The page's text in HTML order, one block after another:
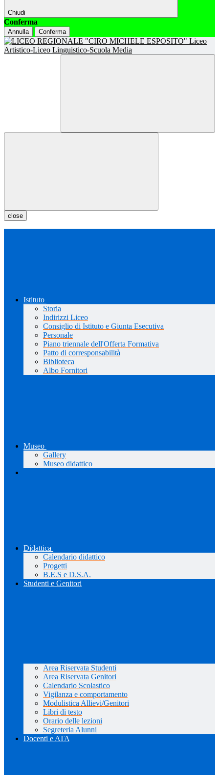
Chiudi
Conferma
Annulla Conferma
close
Istituto
Storia
Indirizzi Liceo
Consiglio di Istituto e Giunta Esecutiva
Personale
Piano triennale dell'Offerta Formativa
Patto di corresponsabilità
Biblioteca
Albo Fornitori
Museo
Gallery
Museo didattico
Didattica
Calendario didattico
Progetti
B.E.S e D.S.A.
Studenti e Genitori
Area Riservata Studenti
Area Riservata Genitori
Calendario Scolastico
Vigilanza e comportamento
Modulistica Allievi/Genitori
Libri di testo
Orario delle lezioni
Segreteria Alunni
Docenti e ATA